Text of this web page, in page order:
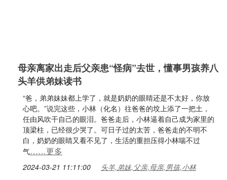
母亲离家出走后父亲患“怪病”去世，懂事男孩养八
头羊供弟妹读书
“爸，弟弟妹妹都上学了，就是奶奶的眼睛还是不太好，你放
心吧。”说完这些，小林（化名）往爸爸的坟上添了一把土，
任由风吹干自己的眼泪。爸爸走后，小林逼着自己成为家里的
顶梁柱，已经很少哭了。可日子过的太苦，爸爸走的不明不
白，奶奶的眼睛又看不见了，生活的重担压得小林喘不过
气……更多
2024-03-21 11:11:00 头羊,弟妹,父亲,母亲,男孩,小林